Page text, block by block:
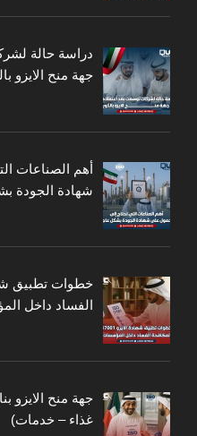
دراسة حالة
جهة منح الايزو
أهم الصناعات
شهادة الجودة
الفساد داخل
جهة منح الايزو
غذاء – خدمات)